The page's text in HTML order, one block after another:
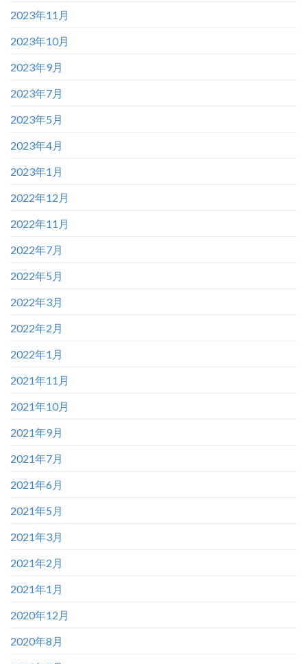
2023年11月
2023年10月
2023年9月
2023年7月
2023年5月
2023年4月
2023年1月
2022年12月
2022年11月
2022年7月
2022年5月
2022年3月
2022年2月
2022年1月
2021年11月
2021年10月
2021年9月
2021年7月
2021年6月
2021年5月
2021年3月
2021年2月
2021年1月
2020年12月
2020年8月